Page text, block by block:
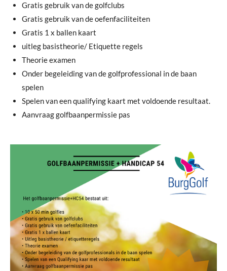
Gratis gebruik van de golfclubs
Gratis gebruik van de oefenfaciliteiten
Gratis 1 x ballen kaart
uitleg basistheorie/ Etiquette regels
Theorie examen
Onder begeleiding van de golfprofessional in de baan
spelen
Spelen van een qualifying kaart met voldoende resultaat.
Aanvraag golfbaanpermissie pas